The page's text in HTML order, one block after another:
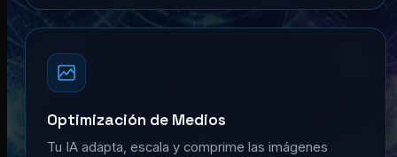
Optimización de Medios
Tu IA adapta, escala y comprime las imágenes